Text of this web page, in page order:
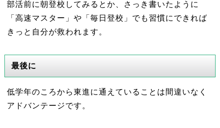
部活前に朝登校してみるとか、さっき書いたように
「高速マスター」や「毎日登校」でも習慣にできれば
きっと自分が救われます。
最後に
低学年のころから東進に通えていることは間違いなく
アドバンテージです。